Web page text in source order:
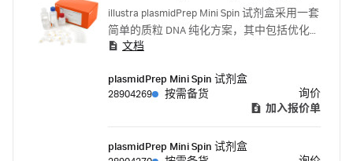
illustra plasmidPrep Mini Spin 试剂盒采用一套
简单的质粒 DNA 纯化方案，其中包括优化的
碱裂解方法和新型二氧化硅膜，以实现高效
文档
plasmidPrep Mini Spin 试剂盒
28904269
按需备货
询价
加入报价单
plasmidPrep Mini Spin 试剂盒